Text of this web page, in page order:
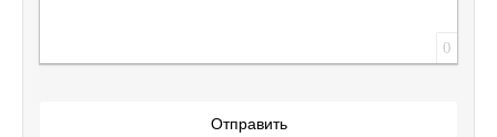
0
Отправить